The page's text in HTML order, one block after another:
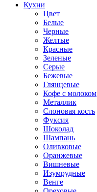
Кухни
Цвет
Белые
Черные
Желтые
Красные
Зеленые
Серые
Бежевые
Глянцевые
Кофе с молоком
Металлик
Слоновая кость
Фуксия
Шоколад
Шампань
Оливковые
Оранжевые
Вишневые
Изумрудные
Венге